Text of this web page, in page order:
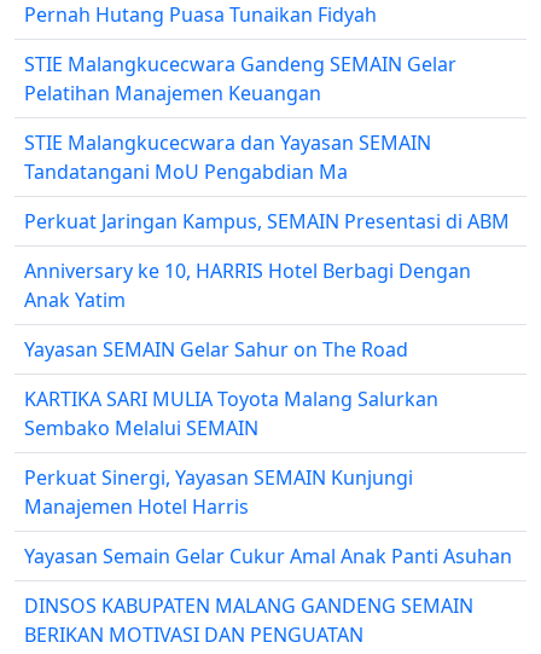
Pernah Hutang Puasa Tunaikan Fidyah
STIE Malangkucecwara Gandeng SEMAIN Gelar
Pelatihan Manajemen Keuangan
STIE Malangkucecwara dan Yayasan SEMAIN
Tandatangani MoU Pengabdian Ma
Perkuat Jaringan Kampus, SEMAIN Presentasi di ABM
Anniversary ke 10, HARRIS Hotel Berbagi Dengan
Anak Yatim
Yayasan SEMAIN Gelar Sahur on The Road
KARTIKA SARI MULIA Toyota Malang Salurkan
Sembako Melalui SEMAIN
Perkuat Sinergi, Yayasan SEMAIN Kunjungi
Manajemen Hotel Harris
Yayasan Semain Gelar Cukur Amal Anak Panti Asuhan
DINSOS KABUPATEN MALANG GANDENG SEMAIN
BERIKAN MOTIVASI DAN PENGUATAN